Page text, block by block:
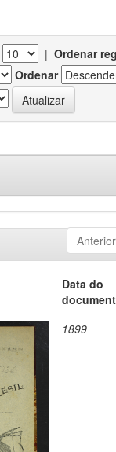
| Ordenar
Ordenar
Anterior
Data do
1899